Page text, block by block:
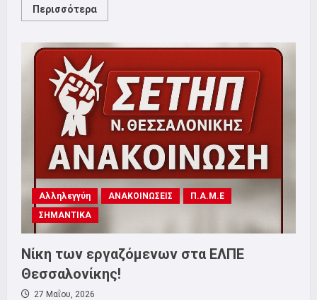
Περισσότερα
more
ΣΥΝΕΛΕΥΣΗ
ΤΡΙΤΗ
9
ΙΟΥΝΙΟΥ
Αλληλεγγύη ΑΝΑΚΟΙΝΩΣΕΙΣ
Π.Α.Μ.Ε
ΣΗΜΑΝΤΙΚΑ
Νίκη των εργαζόμενων στα ΕΛΠΕ
Θεσσαλονίκης!
27 Μαΐου, 2026